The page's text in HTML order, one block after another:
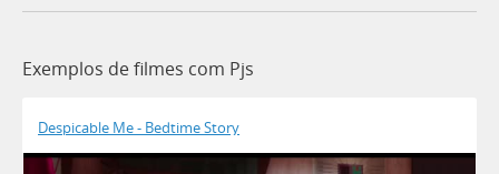
Exemplos de filmes com Pjs
Despicable Me - Bedtime Story